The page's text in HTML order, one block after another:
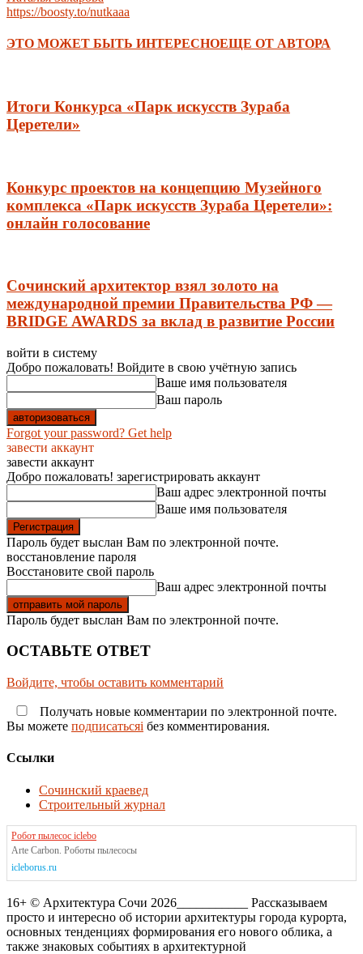
https://boosty.to/nutkaaa
ЭТО МОЖЕТ БЫТЬ ИНТЕРЕСНОЕЩЕ ОТ АВТОРА
Итоги Конкурса «Парк искусств Зураба
Церетели»
Конкурс проектов на концепцию Музейного
комплекса «Парк искусств Зураба Церетели»:
онлайн голосование
Сочинский архитектор взял золото на
международной премии Правительства РФ —
BRIDGE AWARDS за вклад в развитие России
войти в систему
Добро пожаловать! Войдите в свою учётную запись
Ваше имя пользователя
Ваш пароль
Forgot your password? Get help
завести аккаунт
завести аккаунт
Добро пожаловать! зарегистрировать аккаунт
Ваш адрес электронной почты
Ваше имя пользователя
Пароль будет выслан Вам по электронной почте.
восстановление пароля
Восстановите свой пароль
Ваш адрес электронной почты
Пароль будет выслан Вам по электронной почте.
ОСТАВЬТЕ ОТВЕТ
Войдите, чтобы оставить комментарий
Получать новые комментарии по электронной почте.
Вы можете подписатьсяi без комментирования.
Ссылки
Сочинский краевед
Строительный журнал
Робот пылесос iclebo
Arte Carbon. Роботы пылесосы
icleborus.ru
16+ © Архитектура Сочи 2026___________ Рассказываем
просто и интересно об истории архитектуры города курорта,
основных тенденциях формирования его нового облика, а
также знаковых событиях в архитектурной